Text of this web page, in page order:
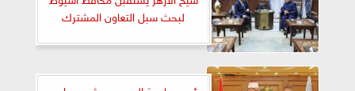
لبحث سبل التعاون المشترك